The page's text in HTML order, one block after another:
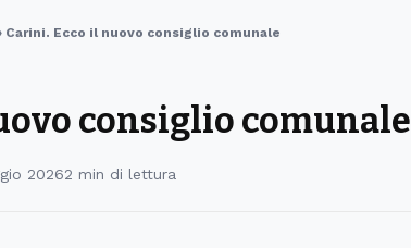
Carini. Ecco il nuovo consiglio comunale
consiglio comunale
20262 min di lettura